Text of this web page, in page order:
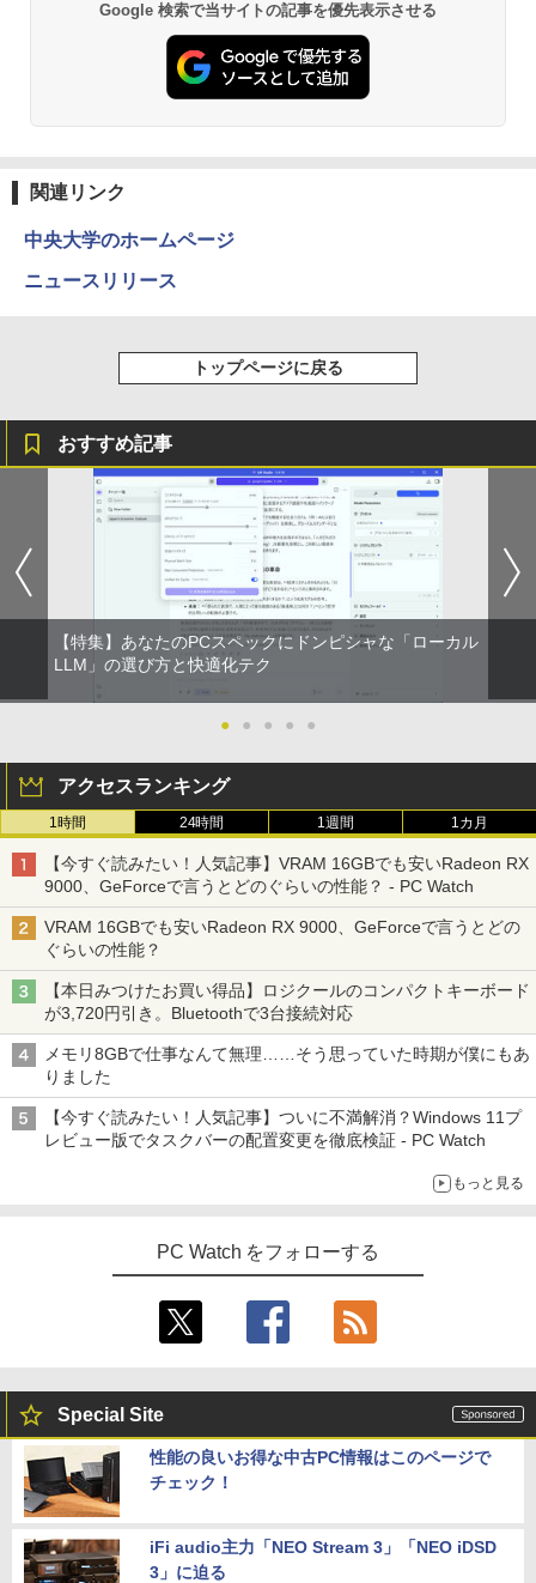
ASUS エイスース 液晶ディスプレイ Ey
e Care [ 21.45型 / フルHD(1920×1080) /
ワイド ] ブラック VP227HF
【1,000円クーポン＋ポイント最大31.5%
還元！】ゲーミングモニター 23.8インチ
フルHD(1920×1080) IPS 144Hz 103%sR
GB 1500:1コントラスト比 300cd 高色精
度 低ブルーライト フリッカーフリー Ad
ative Sync対応HDMI1.4×2 DP1.2×1 3年
保証 KTC H24B9S
5
FHD pcモニター フリッカーレス FullHD
ブルーライトカット ノングレア ディスプ
レイ HDMI 144hz pcモニター Adaptive-
Sync ブラック MAXZEN MJM24IC01 M
JM24IC02-F144 マクスゼン マクスゼン
レビューCP1000
￥13,280
3
￥11,000
4
聞ける!はじめてずかん1000 英語つき／
小学館辞典編集部
￥5,478
薬屋のひとりごと 17巻 【電子書籍】[ 日
向夏 ]
￥770
Anker Soundcore P40i オフホワイト
￥7,990
￥14,990
【2026年アップグレード版】AOKIMI ワイヤ
レスイヤホン bluetooth イヤホン V12 小型
軽量 ブルートゥースHi-Fi 最大36時間再生 ぶ
るーとゅーす コードレス ENCノイズキャン
セリング 自動ペアリング Type-C充電 マイク
付き 防水 タッチ式音量調整 スポーツ/通勤/通
学/WEB会議(ホワイト)
￥1,964
Xiaomi シャオミ REDMI Buds 8 Lite ワイヤ
レスイヤホン Bluetooth 5.4 ノイズキャンセ
￥3,480
BRUCE WAYNE feat. Flo Milli, ATL Jacob
[Explicit]
￥250
￥250
￥250
On My Road (Stadium ver.)
￥250
BUGS LIFE
￥250
by Amazon 天然水 ラベルレス 500ml ×24本
富士山の天然水 バナジウム含有 水 ミネラル
ウォーター ペットボトル 静岡県産 500ミリリ
ットル (Smart Basic)
￥1,380
￥1,117
by Amazon 炭酸水 ラベルレス 500ml ×24本
強炭酸水 ペットボトル 500ミリリットル (Sm
art Basic)
￥1,625
コカ・コーラ やかんの麦茶 from 爽健美茶 ラ
ベルレス 650mlPET×24本
薬屋のひとりごと 17巻 (デジタル版ビッグガ
ンガンコミックス)
￥770
￥832
￥594
HUNTER×HUNTER モノクロ版 39 (ジャンプ
コミックスDIGITAL)
￥572
スーパーの裏でヤニ吸うふたり 9巻 (デジタル
版ビッグガンガンコミックス)
￥810
Google 検索で当サイトの記事を優先表示させる
関連リンク
中央大学のホームページ
ニュースリリース
トップページに戻る
おすすめ記事
【特集】あなたのPCスペックにドンピシャな「ローカル
LLM」の選び方と快適化テク
● ● ● ● ●
アクセスランキング
1時間 24時間 1週間 1カ月
【今すぐ読みたい！人気記事】VRAM 16GBでも安いRadeon RX
9000、GeForceで言うとどのぐらいの性能？ - PC Watch
VRAM 16GBでも安いRadeon RX 9000、GeForceで言うとどの
ぐらいの性能？
【本日みつけたお買い得品】ロジクールのコンパクトキーボード
が3,720円引き。Bluetoothで3台接続対応
メモリ8GBで仕事なんて無理……そう思っていた時期が僕にもあ
りました
【今すぐ読みたい！人気記事】ついに不満解消？Windows 11プ
レビュー版でタスクバーの配置変更を徹底検証 - PC Watch
もっと見る
PC Watch をフォローする
Special Site
性能の良いお得な中古PC情報はこのページで
チェック！
iFi audio主力「NEO Stream 3」「NEO iDSD
3」に迫る